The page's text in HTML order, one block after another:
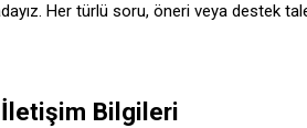
Her türlü soru, öneri veya destek
İletişim Bilgileri